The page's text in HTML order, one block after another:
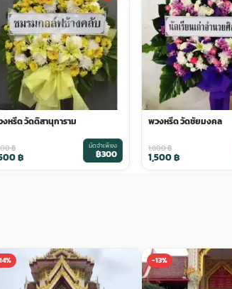
หรีด วัดดิสานุการาม
฿
฿
มัดจำเพียง
฿300
พวงหรีด วัดชัยมงคล
1,800฿
1,500฿
-13%